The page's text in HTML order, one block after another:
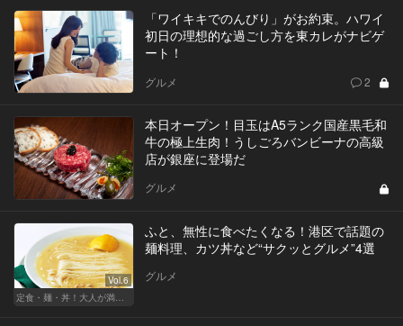
「ワイキキでのんびり」がお約束。ハワイ
初日の理想的な過ごし方を東カレがナビゲ
ート！
グルメ 2
本日オープン！目玉はA5ランク国産黒毛和
牛の極上生肉！うしごろバンビーナの高級
店が銀座に登場だ
グルメ
Vol.6
ふと、無性に食べたくなる！港区で話題の
麺料理、カツ丼など“サクッとグルメ”4選
グルメ